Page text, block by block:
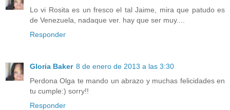
Lo vi Rosita es un fresco el tal Jaime, mira que patudo es
de Venezuela, nadaque ver. hay que ser muy....
Responder
Gloria Baker 8 de enero de 2013 a las 3:30
Perdona Olga te mando un abrazo y muchas felicidades en
tu cumple:) sorry!!
Responder